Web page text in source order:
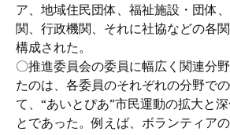
ア、地域住民団体、福祉施設・団体
関、行政機関、それに社協などの各
構成された。
〇推進委員会の委員に幅広く関連分
たのは、各委員のそれぞれの分野で
て、“あいとぴあ”市民運動の拡大と
とであった。例えば、ボランティア